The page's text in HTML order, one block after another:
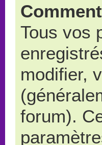
Tous vos
modifier,
forum).